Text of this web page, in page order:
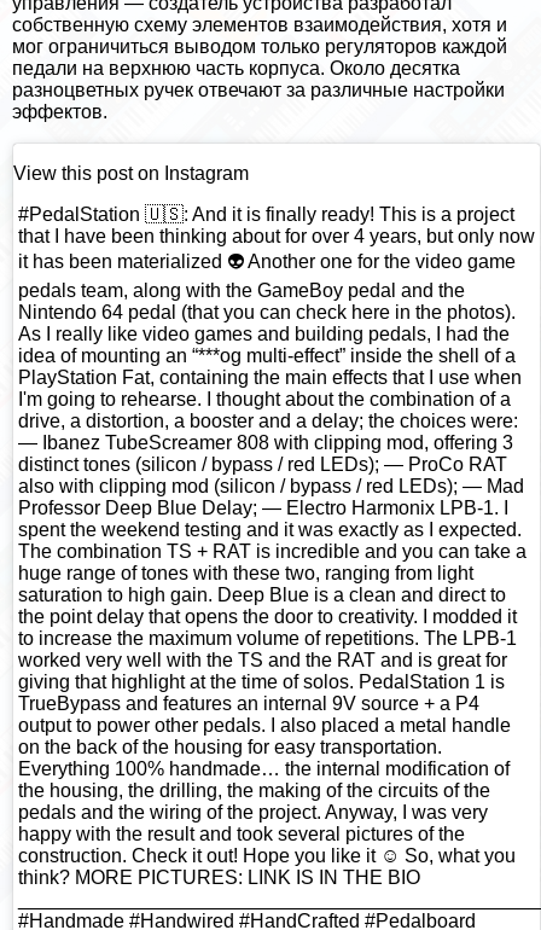
собственную схему элементов взаимодействия, хотя и
мог ограничиться выводом только регуляторов каждой
педали на верхнюю часть корпуса. Около десятка
разноцветных ручек отвечают за различные настройки
эффектов.
View this post on Instagram
#PedalStation 🇺🇸: And it is finally ready! This is a project
that I have been thinking about for over 4 years, but only now
it has been materialized 👽 Another one for the video game
pedals team, along with the GameBoy pedal and the
Nintendo 64 pedal (that you can check here in the photos).
As I really like video games and building pedals, I had the
idea of mounting an “***og multi-effect” inside the shell of a
PlayStation Fat, containing the main effects that I use when
I'm going to rehearse. I thought about the combination of a
drive, a distortion, a booster and a delay; the choices were:
— Ibanez TubeScreamer 808 with clipping mod, offering 3
distinct tones (silicon / bypass / red LEDs); — ProCo RAT
also with clipping mod (silicon / bypass / red LEDs); — Mad
Professor Deep Blue Delay; — Electro Harmonix LPB-1. I
spent the weekend testing and it was exactly as I expected.
The combination TS + RAT is incredible and you can take a
huge range of tones with these two, ranging from light
saturation to high gain. Deep Blue is a clean and direct to
the point delay that opens the door to creativity. I modded it
to increase the maximum volume of repetitions. The LPB-1
worked very well with the TS and the RAT and is great for
giving that highlight at the time of solos. PedalStation 1 is
TrueBypass and features an internal 9V source + a P4
output to power other pedals. I also placed a metal handle
on the back of the housing for easy transportation.
Everything 100% handmade… the internal modification of
the housing, the drilling, the making of the circuits of the
pedals and the wiring of the project. Anyway, I was very
happy with the result and took several pictures of the
construction. Check it out! Hope you like it ☺️ So, what you
think? MORE PICTURES: LINK IS IN THE BIO
#Handmade #Handwired #HandCrafted #Pedalboard